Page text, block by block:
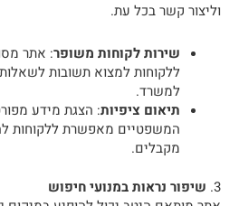
וליצור קשר בכל עת.
שירות לקוחות משופר: אתר
ללקוחות למצוא תשובות
למשרד.
תיאום ציפיות: הצגת מידע
המשפטיים מאפשרת ללקוחות
מקבלים.
3. שיפור נראות במנועי חיפוש